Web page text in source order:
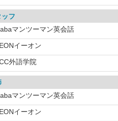
ッフ
マンツーマン英会話
イーオン
外語学院
マンツーマン英会話
イーオン